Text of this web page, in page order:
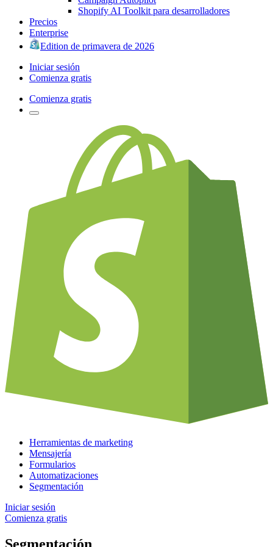
Shopify AI Toolkit para desarrolladores
Precios
Enterprise
Edition de primavera de 2026
Iniciar sesión
Comienza gratis
Comienza gratis
Herramientas de marketing
Mensajería
Formularios
Automatizaciones
Segmentación
Iniciar sesión
Comienza gratis